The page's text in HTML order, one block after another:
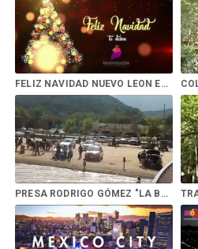
FELIZ NAVIDAD NUEVO LEON EXTRAORDINARIO Y TRAVELING
PRESA RODRIGO GÓMEZ "LA BOCA" en Santiago N.L